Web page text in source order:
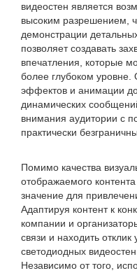
видеостен является
высоким разрешением,
демонстрации
позволяет создавать
впечатления, которые
более глубоком
эффектов и анимации
динамических
внимания аудитории с
практически безграничны.
Помимо качества
отображаемого
значение для
Адаптируя контент к
компании и
связи и находить
светодиодных
Независимо от того,